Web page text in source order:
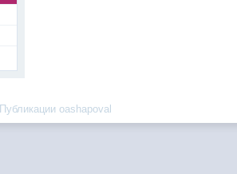
Публикации oashapoval